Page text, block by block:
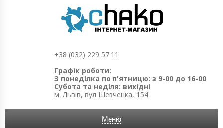
+38 (032) 229 57 11
Графік роботи:
З понеділка по п'ятницю: з 9-00 до 16-00
Субота та неділя: вихідні
м. Львів, вул Шевченка, 154
Меню